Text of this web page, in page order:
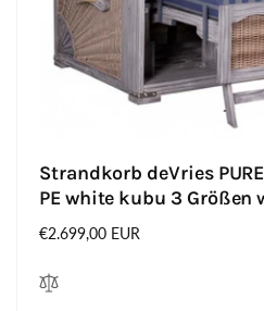
Strandkorb deVries
PE white kubu 3 Größen
Normaler
€2.699,00 EUR